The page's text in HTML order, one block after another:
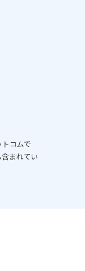
コムで
まれてい